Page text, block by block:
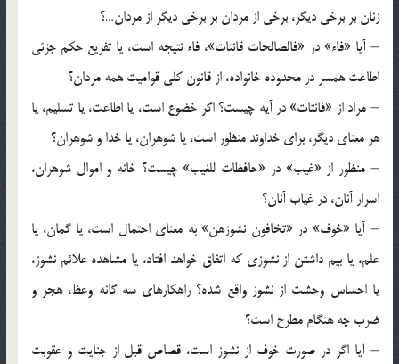
زنان بر برخی دیگر، برخی از مردان بر برخی دیگر از مردان…؟
– آیا «فاء» در «فالصالحات قانتات»، فاء نتیجه است، یا تفریع حکم جزئی
اطاعت همسر در محدوده خانواده، از قانون کلی قوامیت همه مردان؟
– مراد از «فانتات» در آیه چیست؟ اگر خضوع است، یا اطاعت، یا تسلیم، یا
هر معنای دیگر، برای خداوند منظور است، یا شوهران، یا خدا و شوهران؟
– منظور از «غیب» در «حافظات للغیب» چیست؟ خانه و اموال شوهران،
اسرار آنان، در غیاب آنان؟
– آیا «خوف» در «تخافون نشوزهن» به معنای احتمال است، یا گمان، یا
علم، یا بیم داشتن از نشوزی که اتفاق خواهد افتاد، یا مشاهده علائم نشوز،
یا احساس وحشت از نشوز واقع شده؟ راهکارهای سه گانه وعظ، هجر و
ضرب چه هنگام مطرح است؟
– آیا اگر در صورت خوف از نشوز است، قصاص قبل از جنایت و عقوبت